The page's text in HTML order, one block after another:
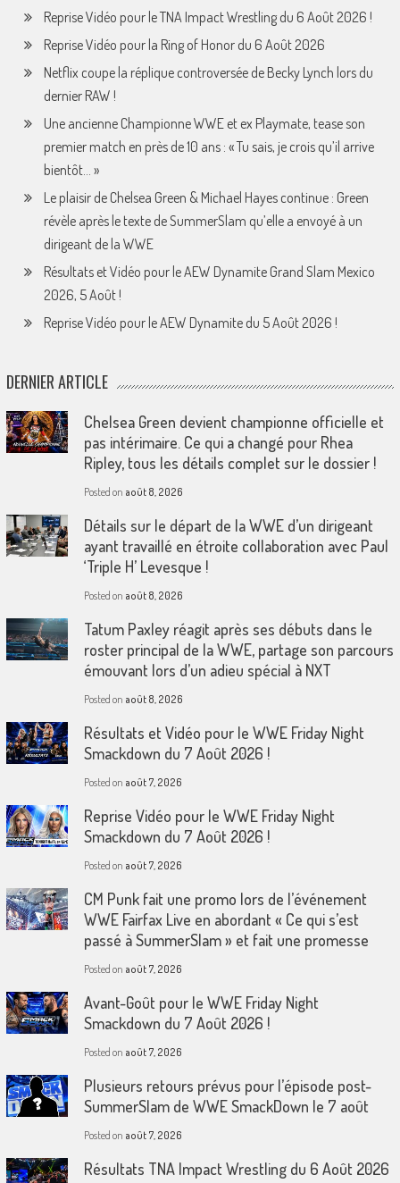
Reprise Vidéo pour le TNA Impact Wrestling du 6 Août 2026 !
Reprise Vidéo pour la Ring of Honor du 6 Août 2026
Netflix coupe la réplique controversée de Becky Lynch lors du
dernier RAW !
Une ancienne Championne WWE et ex Playmate, tease son
premier match en près de 10 ans : « Tu sais, je crois qu’il arrive
bientôt… »
Le plaisir de Chelsea Green & Michael Hayes continue : Green
révèle après le texte de SummerSlam qu’elle a envoyé à un
dirigeant de la WWE
Résultats et Vidéo pour le AEW Dynamite Grand Slam Mexico
2026, 5 Août !
Reprise Vidéo pour le AEW Dynamite du 5 Août 2026 !
DERNIER ARTICLE
Chelsea Green devient championne officielle et
pas intérimaire. Ce qui a changé pour Rhea
Ripley, tous les détails complet sur le dossier !
Posted on août 8, 2026
Détails sur le départ de la WWE d’un dirigeant
ayant travaillé en étroite collaboration avec Paul
‘Triple H’ Levesque !
Posted on août 8, 2026
Tatum Paxley réagit après ses débuts dans le
roster principal de la WWE, partage son parcours
émouvant lors d’un adieu spécial à NXT
Posted on août 8, 2026
Résultats et Vidéo pour le WWE Friday Night
Smackdown du 7 Août 2026 !
Posted on août 7, 2026
Reprise Vidéo pour le WWE Friday Night
Smackdown du 7 Août 2026 !
Posted on août 7, 2026
CM Punk fait une promo lors de l’événement
WWE Fairfax Live en abordant « Ce qui s’est
passé à SummerSlam » et fait une promesse
Posted on août 7, 2026
Avant-Goût pour le WWE Friday Night
Smackdown du 7 Août 2026 !
Posted on août 7, 2026
Plusieurs retours prévus pour l’épisode post-
SummerSlam de WWE SmackDown le 7 août
Posted on août 7, 2026
Résultats TNA Impact Wrestling du 6 Août 2026